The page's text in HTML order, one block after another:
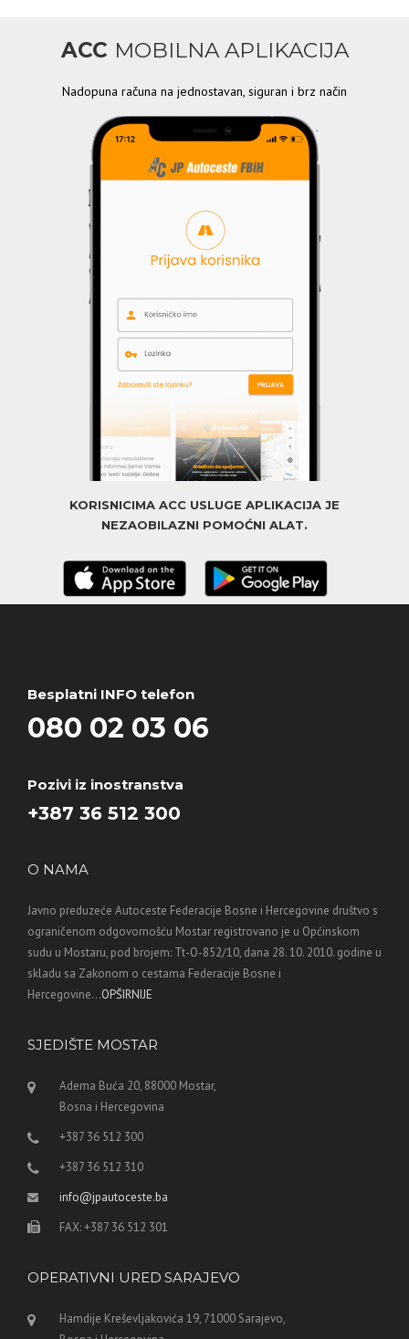
ACC MOBILNA APLIKACIJA
Nadopuna računa na jednostavan, siguran i brz način
KORISNICIMA ACC USLUGE APLIKACIJA JE
NEZAOBILAZNI POMOĆNI ALAT.
Besplatni INFO telefon
080 02 03 06
Pozivi iz inostranstva
+387 36 512 300
O NAMA
Javno preduzeće Autoceste Federacije Bosne i Hercegovine društvo s
ograničenom odgovornošću Mostar registrovano je u Općinskom
sudu u Mostaru, pod brojem: Tt-O-852/10, dana 28. 10. 2010. godine u
skladu sa Zakonom o cestama Federacije Bosne i
Hercegovine...OPŠIRNIJE
SJEDIŠTE MOSTAR
Adema Buća 20, 88000 Mostar,
Bosna i Hercegovina
+387 36 512 300
+387 36 512 310
info@jpautoceste.ba
FAX: +387 36 512 301
OPERATIVNI URED SARAJEVO
Hamdije Kreševljakovića 19, 71000 Sarajevo,